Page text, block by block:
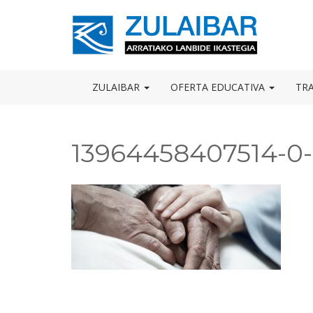
ZULAIBAR OFERTA EDUCATIVA
13964458407514-